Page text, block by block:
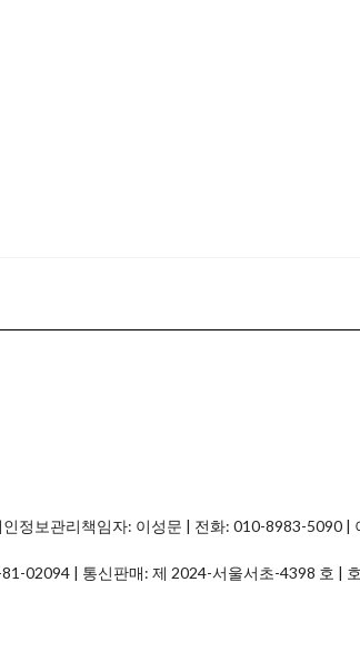
정보관리책임자: 이성문 | 전화: 010-8983-5090 |
02094 | 통신판매: 제 2024-서울서초-4398 호 |